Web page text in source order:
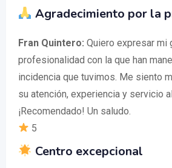
Agradecimiento por la
Fran Quintero: Quiero expresar mi
profesionalidad con la que han
incidencia que tuvimos. Me siento
su atención, experiencia y servicio
¡Recomendado! Un saludo.
5
Centro excepcional